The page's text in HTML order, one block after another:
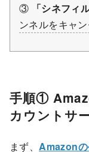
③
「シネフィ
ンネルをキャ
手順①
カウントサ
まず、Amazonの